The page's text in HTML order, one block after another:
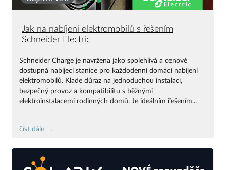
Jak na nabíjení elektromobilů s řešením
Schneider Electric
Schneider Charge je navržena jako spolehlivá a cenově
dostupná nabíjecí stanice pro každodenní domácí nabíjení
elektromobilů. Klade důraz na jednoduchou instalaci,
bezpečný provoz a kompatibilitu s běžnými
elektroinstalacemi rodinných domů. Je ideálním řešením...
číst dále →